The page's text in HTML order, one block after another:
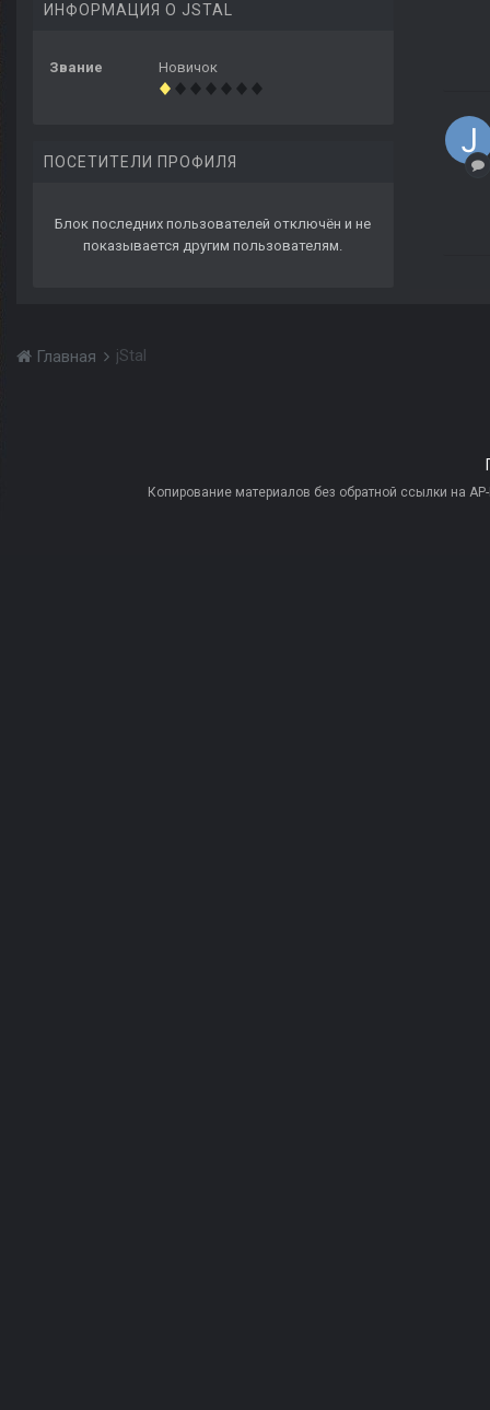
ИНФОРМАЦИЯ О JSTAL
Звание Новичок
ПОСЕТИТЕЛИ ПРОФИЛЯ
Блок последних пользователей отключён и не
показывается другим пользователям.
Главная jStal
Копирование материалов без обратной ссылки на